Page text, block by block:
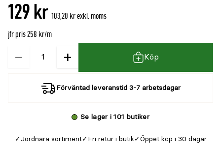
129 kr 103,20 kr exkl. moms
jfr pris 258 kr/m
−
Kvantitet + Köp
Förväntad leveranstid 3-7 arbetsdagar
Se lager i 101 butiker
Jordnära sortiment Fri retur i butik Öppet köp i 30 dagar